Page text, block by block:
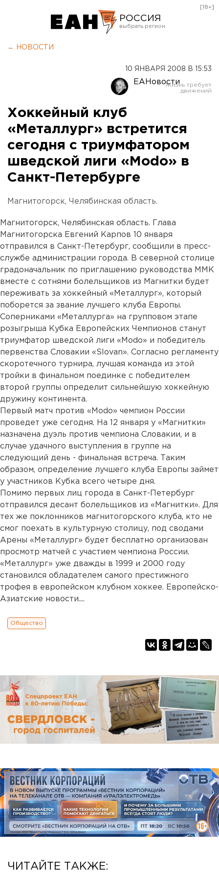
РОССИЯ
Оренбург
[18+]
← НОВОСТИ
10 ЯНВАРЯ 2008 В 15:53
ЕАНовости
Хоккейный клуб
«Металлург» встретится
сегодня с триумфатором
шведской лиги «Modo» в
Санкт-Петербурге
Магнитогорск, Челябинская область.
Магнитогорск, Челябинская область. Глава
Магнитогорска Евгений Карпов 10 января
отправился в Санкт-Петербург, сообщили в пресс-
службе администрации города. В северной столице
градоначальник по приглашению руководства ММК
вместе с сотнями болельщиков из Магнитки будет
переживать за хоккейный «Металлург», который
поборется за звание лучшего клуба Европы.
Соперниками «Металлурга» на групповом этапе
розыгрыша Кубка Европейских Чемпионов станут
триумфатор шведской лиги «Modo» и победитель
первенства Словакии «Slovan». Согласно регламенту
скоротечного турнира, лучшая команда из этой
тройки в финальном поединке с победителем
второй группы определит сильнейшую хоккейную
дружину континента.
Первый матч против «Modo» чемпион России
проведет уже сегодня. На 12 января у «Магнитки»
назначена дуэль против чемпиона Словакии, и в
случае удачного выступления в группе на
следующий день - финальная встреча. Таким
образом, определение лучшего клуба Европы займет
у участников Кубка всего четыре дня.
Помимо первых лиц города в Санкт-Петербург
отправился десант болельщиков из «Магнитки». Для
тех же поклонников магнитогорского клуба, кто не
смог поехать в культурную столицу, под сводами
Арены «Металлург» будет бесплатно организован
просмотр матчей с участием чемпиона России.
«Металлург» уже дважды в 1999 и 2000 году
становился обладателем самого престижного
трофея в европейском клубном хоккее. Европейско-
Азиатские новости....
Общество
ЧИТАЙТЕ ТАКЖЕ: